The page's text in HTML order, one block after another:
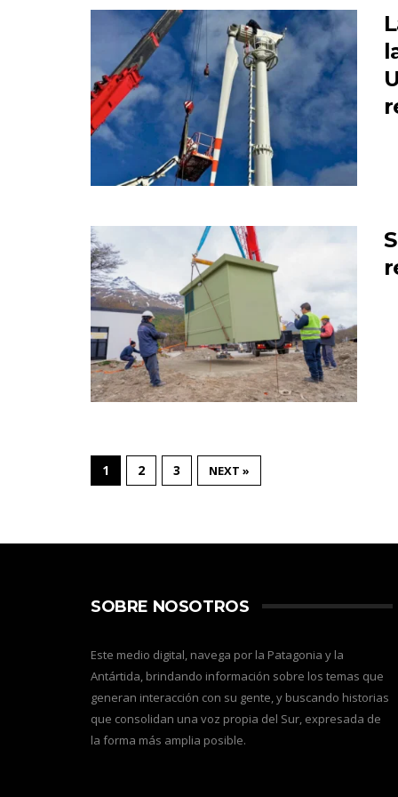
1 2 3 NEXT »
SOBRE NOSOTROS
Este medio digital, navega por la Patagonia y la
Antártida, brindando información sobre los temas que
generan interacción con su gente, y buscando historias
que consolidan una voz propia del Sur, expresada de
la forma más amplia posible.